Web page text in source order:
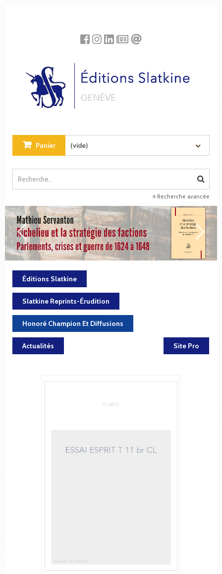
Panier (vide)
Recherche avancée
Éditions Slatkine
Slatkine Reprints-Érudition
Honoré Champion Et Diffusions
Actualités Site Pro